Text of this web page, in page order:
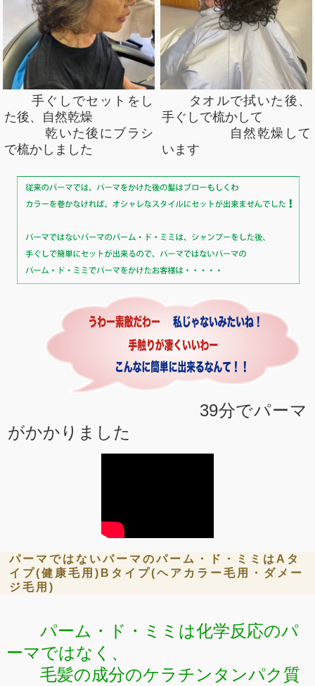
手ぐしでセットをし
た後、自然乾燥
乾いた後にブラシ
で梳かしました
タオルで拭いた後、
手ぐしで梳かして
自然乾燥して
います
39分でパーマ
がかかりました
パーマではないパーマのパーム・ド・ミミはAタ
イプ(健康毛用)Bタイプ(ヘアカラー毛用・ダメー
ジ毛用)
パーム・ド・ミミは化学反応のパ
ーマではなく、
毛髪の成分のケラチンタンパク質